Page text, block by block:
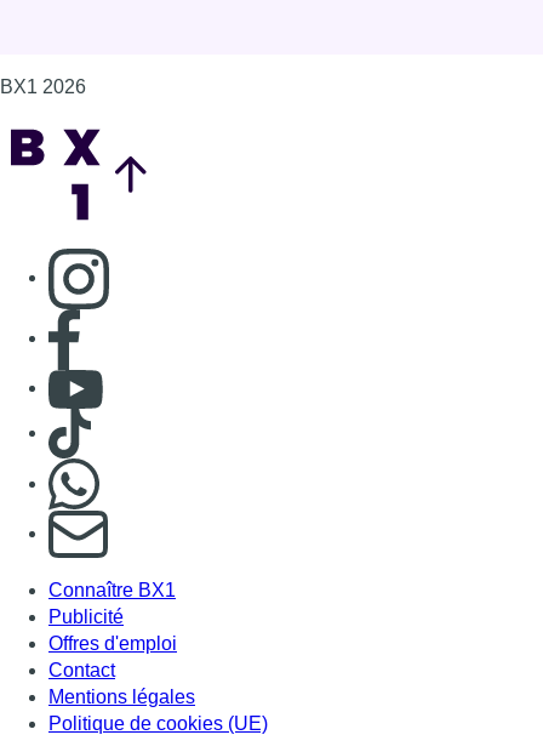
BX1 2026
Consulter page Instagram
Consulter page Facebook
Consulter Youtube
Consulter TikTok
S'abonner à notre newsletter
Connaître BX1
Publicité
Offres d'emploi
Contact
Mentions légales
Politique de cookies (UE)